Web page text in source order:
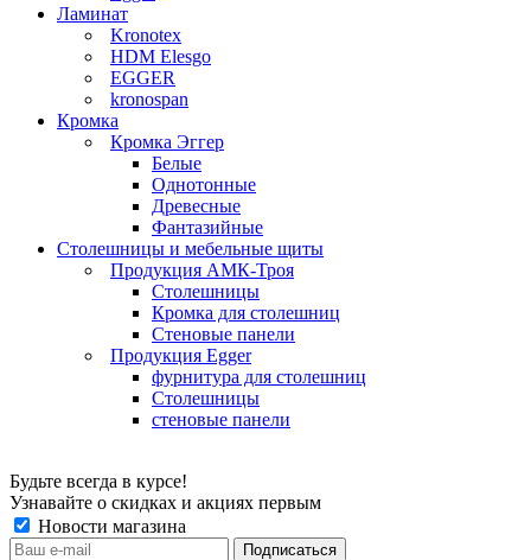
Ламинат
Kronotex
HDM Elesgo
EGGER
kronospan
Кромка
Кромка Эггер
Белые
Однотонные
Древесные
Фантазийные
Столешницы и мебельные щиты
Продукция АМК-Троя
Столешницы
Кромка для столешниц
Стеновые панели
Продукция Egger
фурнитура для столешниц
Столешницы
стеновые панели
Будьте всегда в курсе!
Узнавайте о скидках и акциях первым
Новости магазина